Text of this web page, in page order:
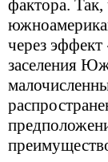
фактора. Так,
через
заселения